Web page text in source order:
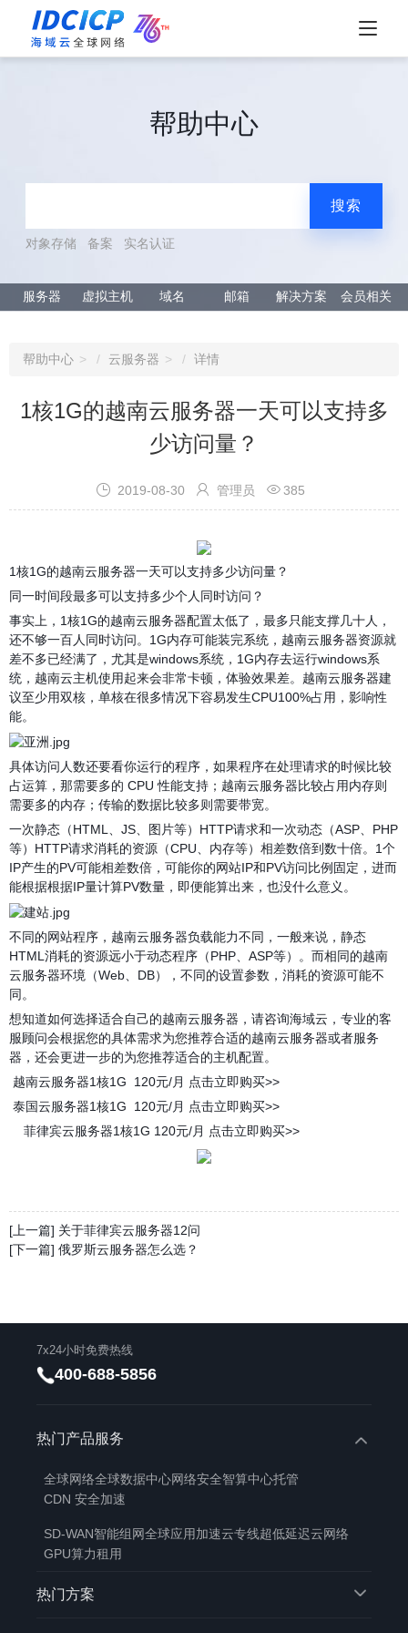
帮助中心
搜索
对象存储 备案 实名认证
服务器 虚拟主机 域名 邮箱 解决方案 会员相关
帮助中心 云服务器 详情
1核1G的越南云服务器一天可以支持多
少访问量？
 2019-08-30  管理员  385
1核1G的越南云服务器一天可以支持多少访问量？
同一时间段最多可以支持多少个人同时访问？
事实上，1核1G的越南云服务器配置太低了，最多只能支撑几十人，
还不够一百人同时访问。1G内存可能装完系统，越南云服务器资源就
差不多已经满了，尤其是windows系统，1G内存去运行windows系
统，越南云主机使用起来会非常卡顿，体验效果差。越南云服务器建
议至少用双核，单核在很多情况下容易发生CPU100%占用，影响性
能。
具体访问人数还要看你运行的程序，如果程序在处理请求的时候比较
占运算，那需要多的 CPU 性能支持；越南云服务器比较占用内存则
需要多的内存；传输的数据比较多则需要带宽。
一次静态（HTML、JS、图片等）HTTP请求和一次动态（ASP、PHP
等）HTTP请求消耗的资源（CPU、内存等）相差数倍到数十倍。1个
IP产生的PV可能相差数倍，可能你的网站IP和PV访问比例固定，进而
能根据根据IP量计算PV数量，即便能算出来，也没什么意义。
不同的网站程序，越南云服务器负载能力不同，一般来说，静态
HTML消耗的资源远小于动态程序（PHP、ASP等）。而相同的越南
云服务器环境（Web、DB），不同的设置参数，消耗的资源可能不
同。
想知道如何选择适合自己的越南云服务器，请咨询海域云，专业的客
服顾问会根据您的具体需求为您推荐合适的越南云服务器或者服务
器，还会更进一步的为您推荐适合的主机配置。
越南云服务器1核1G 120元/月 点击立即购买>>
泰国云服务器1核1G 120元/月 点击立即购买>>
菲律宾云服务器1核1G 120元/月 点击立即购买>>
[上一篇] 关于菲律宾云服务器12问
[下一篇] 俄罗斯云服务器怎么选？
7x24小时免费热线
400-688-5856
热门产品服务
全球网络全球数据中心网络安全智算中心托管
CDN 安全加速
SD-WAN智能组网全球应用加速云专线超低延迟云网络
GPU算力租用
热门方案